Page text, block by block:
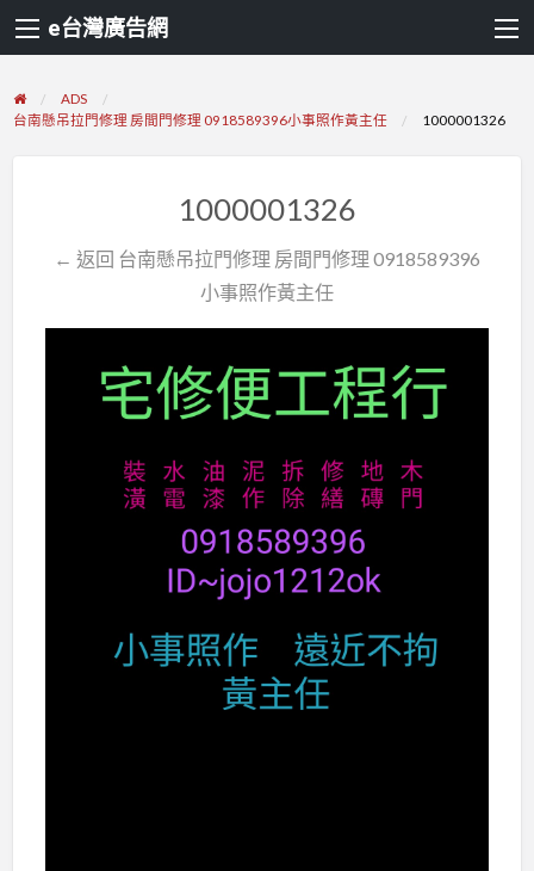
e台灣廣告網
ADS
台南懸吊拉門修理 房間門修理 0918589396小事照作黃主任
1000001326
1000001326
← 返回 台南懸吊拉門修理 房間門修理 0918589396
小事照作黃主任